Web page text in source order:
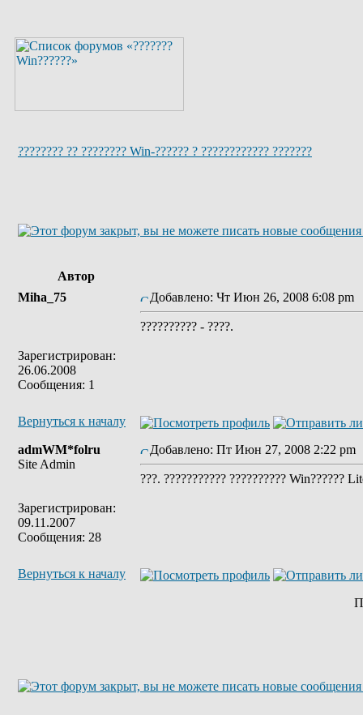
???????? ?? ???????? Win-?????? ? ???????????? ???????
Автор
Miha_75
Зарегистрирован:
26.06.2008
Сообщения: 1
Добавлено: Чт Июн 26, 2008 6:08 pm
?????????? - ????.
Вернуться к началу
admWM*folru
Site Admin
Зарегистрирован:
09.11.2007
Сообщения: 28
Добавлено: Пт Июн 27, 2008 2:22 pm
???. ??????????? ?????????? Win??????
Вернуться к началу